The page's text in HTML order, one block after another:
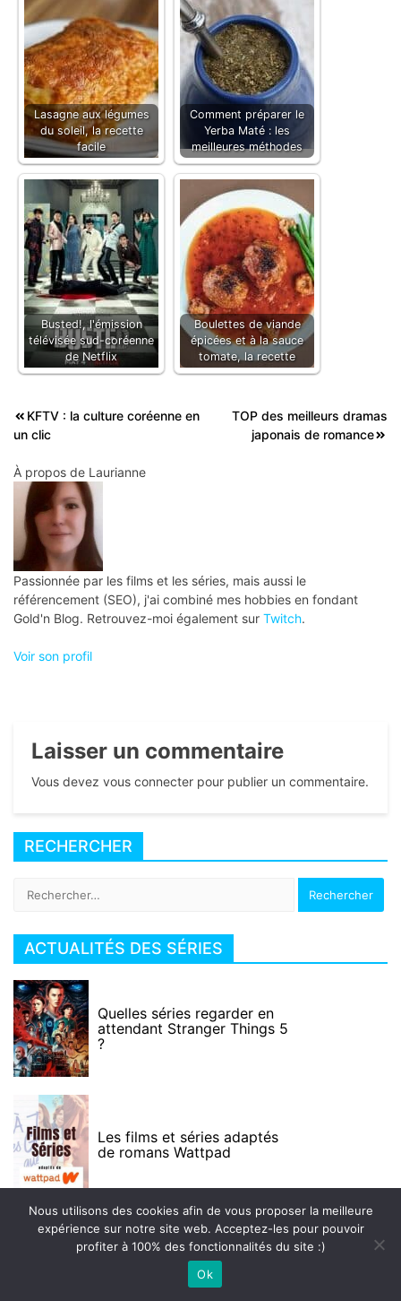
Lasagne aux légumes
du soleil, la recette
facile
Comment préparer le
Yerba Maté : les
meilleures méthodes
Busted!, l'émission
télévisée sud-coréenne
de Netflix
Boulettes de viande
épicées et à la sauce
tomate, la recette
Navigation
de
l’article
KFTV : la culture coréenne en
un clic
TOP des meilleurs dramas
japonais de romance
À propos de Laurianne
Passionnée par les films et les séries, mais aussi le
référencement (SEO), j'ai combiné mes hobbies en fondant
Gold'n Blog. Retrouvez-moi également sur Twitch.
Voir son profil
Laisser un commentaire
Vous devez vous connecter pour publier un commentaire.
RECHERCHER
ACTUALITÉS DES SÉRIES
Quelles séries regarder en
attendant Stranger Things 5
?
Les films et séries adaptés
de romans Wattpad
5 secrets sur la série The
Nous utilisons des cookies afin de vous proposer la meilleure
expérience sur notre site web. Acceptez-les pour pouvoir
profiter à 100% des fonctionnalités du site :)
Ok